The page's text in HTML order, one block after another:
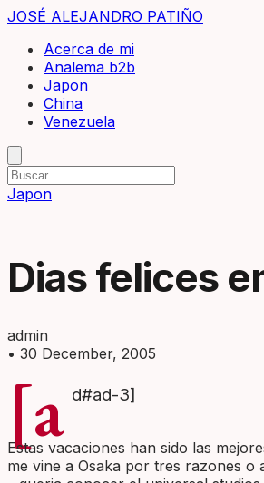
JOSÉ ALEJANDRO PATIÑO
Acerca de mi
Analema b2b
Japon
China
Venezuela
Japon
Dias felices
admin
• 30 December, 2005
[a d#ad-3]
Estas vacaciones han sido las
me vine a Osaka por tres razones o